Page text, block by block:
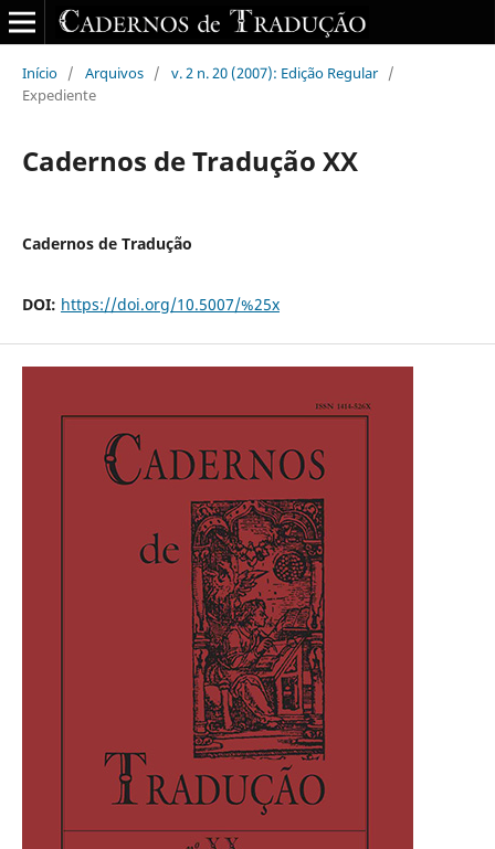
Início / Arquivos / v. 2 n. 20 (2007): Edição Regular /
Expediente
Cadernos de Tradução XX
Cadernos de Tradução
DOI: https://doi.org/10.5007/%25x